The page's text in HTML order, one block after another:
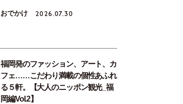
おでかけ 2026.07.30
福岡発のファッション、アート、カ
フェ……こだわり満載の個性あふれ
る５軒。【大人のニッポン観光_福
岡編Vol.2】